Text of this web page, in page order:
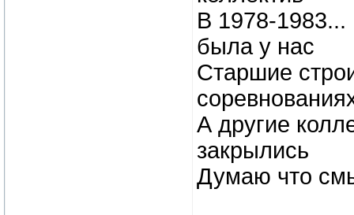
В 1978-1983...
была у нас
Старшие
А другие
закрылись
Думаю что